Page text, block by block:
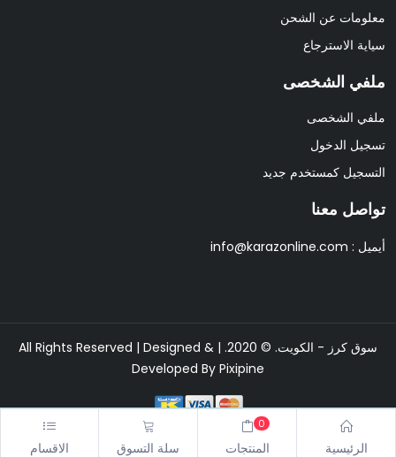
الرئيسية المنتجات
0
سلة التسوق الاقسام
معلومات عن الشحن
سياية الاسترجاع
ملفي الشخصى
ملفي الشخصى
تسجيل الدخول
التسجيل كمستخدم جديد
تواصل معنا
أيميل : info@karazonline.com
سوق كرز - الكويت. © 2020. | All Rights Reserved | Designed &
Developed By Pixipine
قد تكتمل عملية الدفع في ثلاث الي خمس دقائق برجاء الانتظار وعدم اغلاق